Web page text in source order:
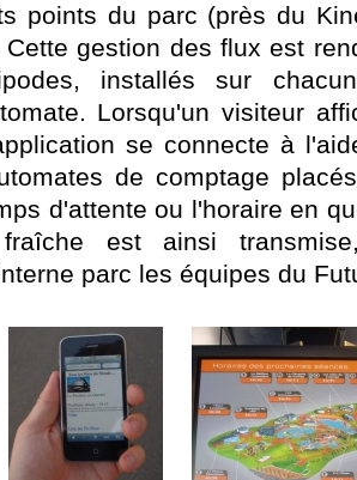
points du parc (près du
gestion des flux est
installés sur
Lorsqu'un visiteur
se connecte à
de comptage
d'attente ou l'horaire en
fraîche est ainsi
parc les équipes du